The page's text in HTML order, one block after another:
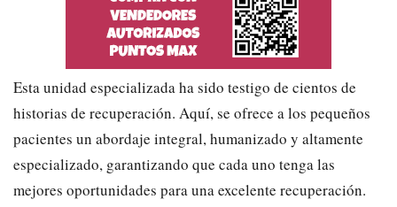
Esta unidad especializada ha sido testigo de cientos de
historias de recuperación. Aquí, se ofrece a los pequeños
pacientes un abordaje integral, humanizado y altamente
especializado, garantizando que cada uno tenga las
mejores oportunidades para una excelente recuperación.